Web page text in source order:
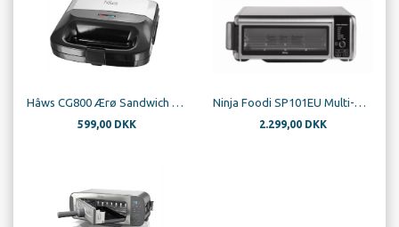
Hâws CG800 Ærø Sandwich Toaster 3in1
599,00 DKK
Ninja Foodi SP101EU Multi-Oven 8-in-1 2400W
2.299,00 DKK